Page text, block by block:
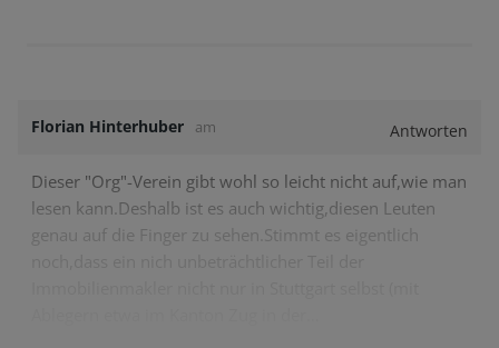
Florian Hinterhuber am Antworten
Dieser "Org"-Verein gibt wohl so leicht nicht auf,wie man
lesen kann.Deshalb ist es auch wichtig,diesen Leuten
genau auf die Finger zu sehen.Stimmt es eigentlich